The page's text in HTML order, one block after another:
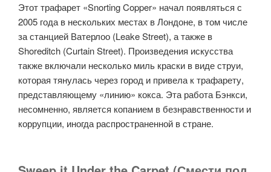
Этот трафарет «Snorting Copper» начал появляться с
2005 года в нескольких местах в Лондоне, в том числе
за станцией Ватерлоо (Leake Street), а также в
Shoreditch (Curtain Street). Произведения искусства
также включали несколько миль краски в виде струи,
которая тянулась через город и привела к трафарету,
представляющему «линию» кокса. Эта работа Бэнкси,
несомненно, является копанием в безнравственности и
коррупции, иногда распространенной в стране.